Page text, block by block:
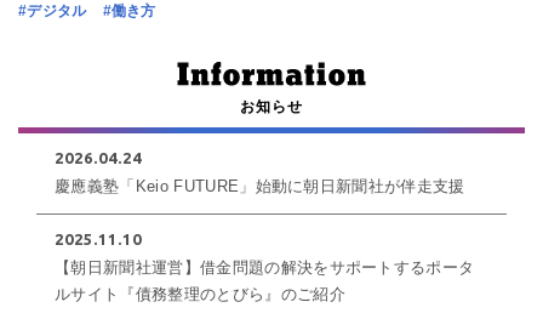
#デジタル #働き方
お知らせ
2026.04.24
慶應義塾「Keio FUTURE」始動に朝日新聞社が伴走支援
2025.11.10
【朝日新聞社運営】借金問題の解決をサポートするポータ
ルサイト『債務整理のとびら』のご紹介